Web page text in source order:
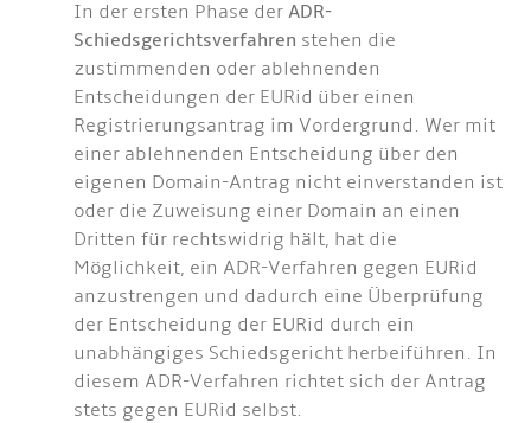
In der ersten Phase derADR-
Schiedsgerichtsverfahren stehen die
zustimmenden oder ablehnenden
Entscheidungen der EURid über einen
Registrierungsantrag im Vordergrund. Wer mit
einer ablehnenden Entscheidung über den
eigenen Domain-Antrag nicht einverstanden ist
oder die Zuweisung einer Domain an einen
Dritten für rechtswidrig hält, hat die
Möglichkeit, ein ADR-Verfahren gegen EURid
anzustrengen und dadurch eine Überprüfung
der Entscheidung der EURid durch ein
unabhängiges Schiedsgericht herbeiführen. In
diesem ADR-Verfahren richtet sich der Antrag
stets gegen EURid selbst.